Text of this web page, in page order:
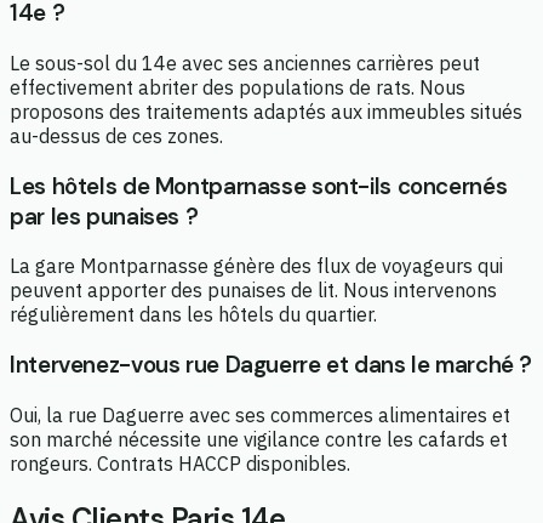
14e ?
Le sous-sol du 14e avec ses anciennes carrières peut
effectivement abriter des populations de rats. Nous
proposons des traitements adaptés aux immeubles situés
au-dessus de ces zones.
Les hôtels de Montparnasse sont-ils concernés
par les punaises ?
La gare Montparnasse génère des flux de voyageurs qui
peuvent apporter des punaises de lit. Nous intervenons
régulièrement dans les hôtels du quartier.
Intervenez-vous rue Daguerre et dans le marché ?
Oui, la rue Daguerre avec ses commerces alimentaires et
son marché nécessite une vigilance contre les cafards et
rongeurs. Contrats HACCP disponibles.